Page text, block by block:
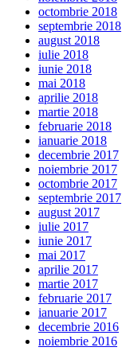
octombrie 2018
septembrie 2018
august 2018
iulie 2018
iunie 2018
mai 2018
aprilie 2018
martie 2018
februarie 2018
ianuarie 2018
decembrie 2017
noiembrie 2017
octombrie 2017
septembrie 2017
august 2017
iulie 2017
iunie 2017
mai 2017
aprilie 2017
martie 2017
februarie 2017
ianuarie 2017
decembrie 2016
noiembrie 2016